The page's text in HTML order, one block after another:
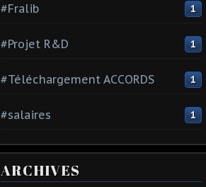
#Fralib 1
#Projet R&D 1
#Téléchargement ACCORDS 1
#salaires 1
ARCHIVES